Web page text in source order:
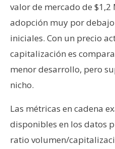
valor de mercado de $1,2
adopción muy por
iniciales. Con un precio
capitalización es
menor desarrollo, pero
nicho.
Las métricas en cadena
disponibles en los datos
ratio volumen/